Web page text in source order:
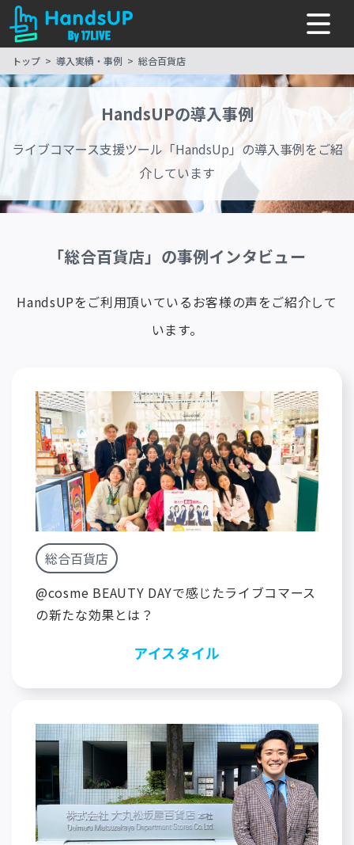
トップ 導入実績・事例 総合百貨店
HandsUPの導入事例
ライブコマース支援ツール「HandsUp」の導入事例をご紹
介しています
「総合百貨店」の事例インタビュー
HandsUPをご利用頂いているお客様の声をご紹介して
います。
総合百貨店
@cosme BEAUTY DAYで感じたライブコマース
の新たな効果とは？
アイスタイル